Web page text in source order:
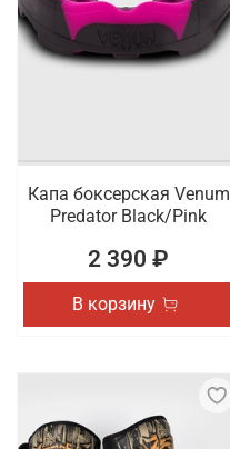
Капа боксерская Venum
Predator Black/Pink
2 390 ₽
В корзину